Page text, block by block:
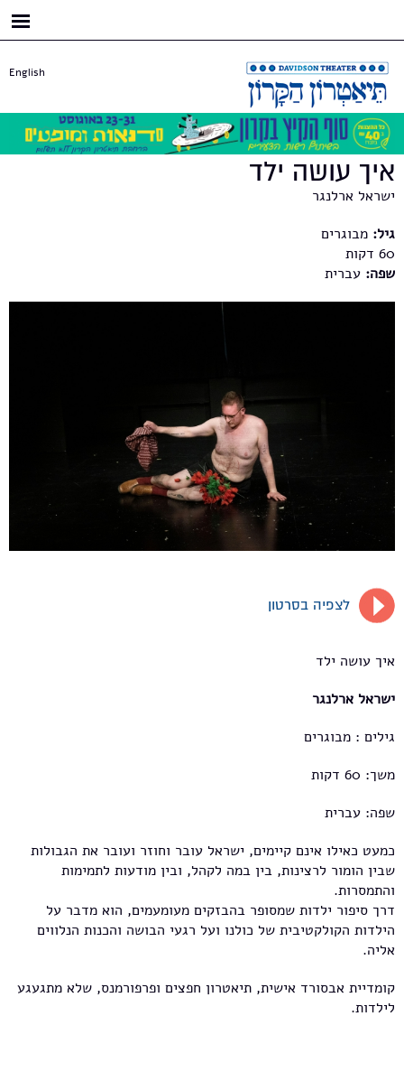
English
איך עושה ילד
ישראל ארלנגר
גיל: מבוגרים
60
שפה: עברית
לצפיה בסרטון
איך עושה ילד
ישראל ארלנגר
גילים : מבוגרים
משך: 60 דקות
שפה: עברית
כמעט כאילו אינם קיימים, ישראל עובר וחוזר ועובר את הגבולות
שבין הומור לרצינות, בין במה לקהל, ובין מודעות לתמימות
והתמסרות.
דרך סיפור ילדות שמסופר בהבזקים מעומעמים, הוא מדבר על
הילדות הקולקטיבית של כולנו ועל רגעי הבושה והכנות הנלווים
אליה.
קומדיית אבסורד אישית, תיאטרון חפצים ופרפורמנס, שלא מתגעגע
לילדות.